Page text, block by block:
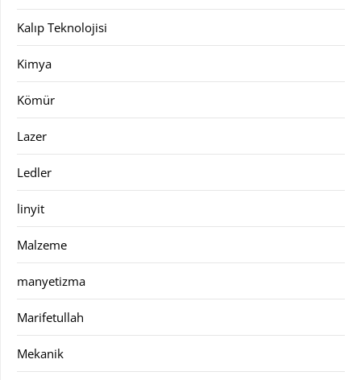
Kalıp Teknolojisi
Kimya
Kömür
Lazer
Ledler
linyit
Malzeme
manyetizma
Marifetullah
Mekanik